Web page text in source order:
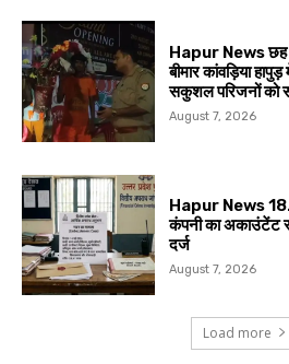
Hapur News छह
बीमार कांवड़िया
सकुशल परिजनों को
August 7, 2026
Hapur News
कंपनी का अकाउंटेंट
दर्ज
August 7, 2026
Load more